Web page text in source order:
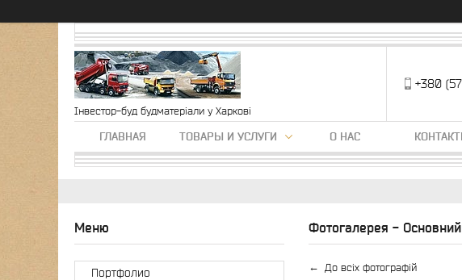
Інвестор-буд будматеріали у Харкові
+380
ГЛАВНАЯ ТОВАРЫ И УСЛУГИ О НАС
Фотогалерея - Основний
До всіх фотографій
Портфолио